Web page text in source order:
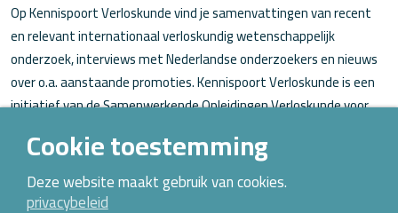
Op Kennispoort Verloskunde vind je samenvattingen van recent
en relevant internationaal verloskundig wetenschappelijk
onderzoek, interviews met Nederlandse onderzoekers en nieuws
over o.a. aanstaande promoties. Kennispoort Verloskunde is een
initiatief van de Samenwerkende Opleidingen Verloskunde voor
Over Kennispoort Verloskunde
Contact
Cookie toestemming
Deze website maakt gebruik van cookies.
privacybeleid